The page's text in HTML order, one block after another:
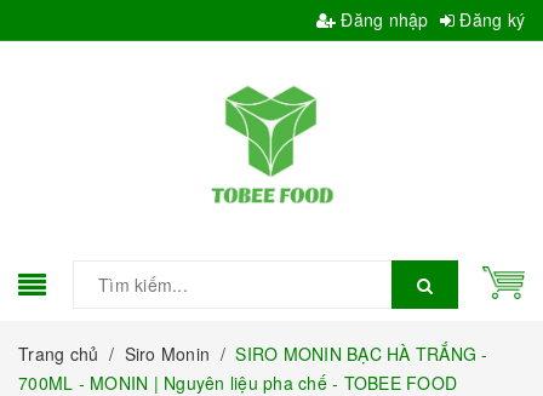
Đăng nhập Đăng ký
Trang chủ / Siro Monin / SIRO MONIN BẠC HÀ TRẮNG -
700ML - MONIN | Nguyên liệu pha chế - TOBEE FOOD